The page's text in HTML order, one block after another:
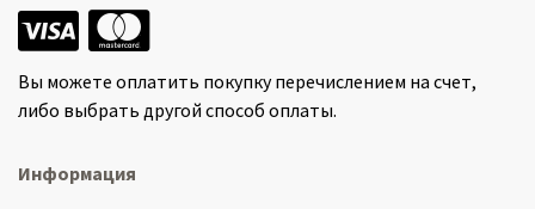
Вы можете оплатить покупку перечислением на счет,
либо выбрать другой способ оплаты.
Информация